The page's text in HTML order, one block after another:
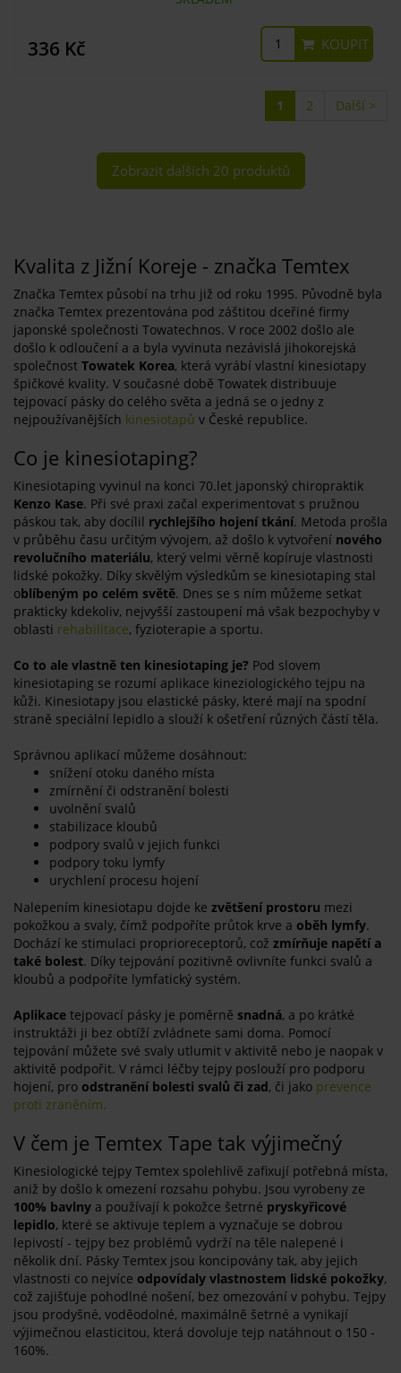
336 Kč KOUPIT
1 2 Další >
Zobrazit dalších 20 produktů
Kvalita z Jižní Koreje - značka Temtex
Značka Temtex působí na trhu již od roku 1995. Původně byla
značka Temtex prezentována pod záštitou dceřiné firmy
japonské společnosti Towatechnos. V roce 2002 došlo ale
došlo k odloučení a a byla vyvinuta nezávislá jihokorejská
společnost Towatek Korea, která vyrábí vlastní kinesiotapy
špičkové kvality. V současné době Towatek distribuuje
tejpovací pásky do celého světa a jedná se o jedny z
nejpoužívanějších kinesiotapů v České republice.
Co je kinesiotaping?
Kinesiotaping vyvinul na konci 70.let japonský chiropraktik
Kenzo Kase. Při své praxi začal experimentovat s pružnou
páskou tak, aby docílil rychlejšího hojení tkání. Metoda prošla
v průběhu času určitým vývojem, až došlo k vytvoření nového
revolučního materiálu, který velmi věrně kopíruje vlastnosti
lidské pokožky. Díky skvělým výsledkům se kinesiotaping stal
oblíbeným po celém světě. Dnes se s ním můžeme setkat
prakticky kdekoliv, nejvyšší zastoupení má však bezpochyby v
oblasti rehabilitace, fyzioterapie a sportu.
Co to ale vlastně ten kinesiotaping je? Pod slovem
kinesiotaping se rozumí aplikace kineziologického tejpu na
kůži. Kinesiotapy jsou elastické pásky, které mají na spodní
straně speciální lepidlo a slouží k ošetření různých částí těla.
Správnou aplikací můžeme dosáhnout:
snížení otoku daného místa
zmírnění či odstranění bolesti
uvolnění svalů
stabilizace kloubů
podpory svalů v jejich funkci
podpory toku lymfy
urychlení procesu hojení
Nalepením kinesiotapu dojde ke zvětšení prostoru mezi
pokožkou a svaly, čímž podpoříte průtok krve a oběh lymfy.
Dochází ke stimulaci proprioreceptorů, což zmírňuje napětí a
také bolest. Díky tejpování pozitivně ovlivníte funkci svalů a
kloubů a podpoříte lymfatický systém.
Aplikace tejpovací pásky je poměrně snadná, a po krátké
instruktáži ji bez obtíží zvládnete sami doma. Pomocí
tejpování můžete své svaly utlumit v aktivitě nebo je naopak v
aktivitě podpořit. V rámci léčby tejpy poslouží pro podporu
hojení, pro odstranění bolesti svalů či zad, či jako prevence
proti zraněním.
V čem je Temtex Tape tak výjimečný
Kinesiologické tejpy Temtex spolehlivě zafixují potřebná místa,
aniž by došlo k omezení rozsahu pohybu. Jsou vyrobeny ze
100% bavlny a používají k pokožce šetrné pryskyřicové
lepidlo, které se aktivuje teplem a vyznačuje se dobrou
lepivostí - tejpy bez problémů vydrží na těle nalepené i
několik dní. Pásky Temtex jsou koncipovány tak, aby jejich
vlastnosti co nejvíce odpovídaly vlastnostem lidské pokožky,
což zajišťuje pohodlné nošení, bez omezování v pohybu. Tejpy
jsou prodyšné, voděodolné, maximálně šetrné a vynikají
výjimečnou elasticitou, která dovoluje tejp natáhnout o 150 -
160%.